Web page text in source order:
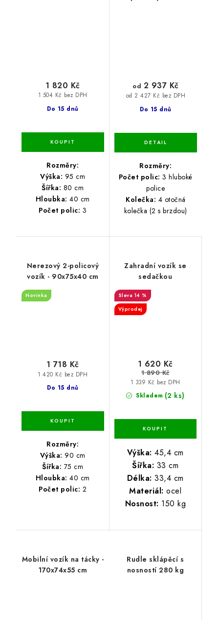
Do 15 dnů
1 504 Kč bez DPH
1 820 Kč
Rozměry:
Výška: 95 cm
Šířka: 80 cm
Hloubka: 40 cm
Počet polic: 3
Do 15 dnů
od 2 427 Kč bez DPH
od 2 937 Kč
Rozměry:
Počet polic: 3 hluboké
police
Kolečka: 4 otočná
kolečka (2 s brzdou)
Nerezový 2-policový
vozík - 90x75x40 cm
Novinka
Do 15 dnů
1 420 Kč bez DPH
1 718 Kč
Rozměry:
Výška: 90 cm
Šířka: 75 cm
Hloubka: 40 cm
Počet polic: 2
Zahradní vozík se
sedačkou
14 %
Výprodej
Skladem (2 ks)
1 339 Kč bez DPH
1 620 Kč
1 890 Kč
Výška: 45,4 cm
Šířka: 33 cm
Délka: 33,4 cm
Materiál: ocel
Nosnost: 150 kg
Mobilní vozík na tácky -
170x74x55 cm
Rudle sklápěcí s
nosností 280 kg